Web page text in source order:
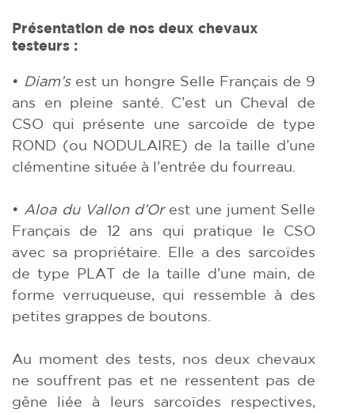
Présentation de nos deux chevaux
testeurs :
• Diam’sest un hongre Selle Français de 9
ans en pleine santé. C’est un Cheval de
CSO qui présente une sarcoïde de type
ROND (ou NODULAIRE) de la taille d’une
clémentine située à l’entrée du fourreau.
• Aloa du Vallon d’Orest une jument Selle
Français de 12 ans qui pratique le CSO
avec sa propriétaire. Elle a des sarcoïdes
de type PLAT de la taille d’une main, de
forme verruqueuse, qui ressemble à des
petites grappes de boutons.
Au moment des tests, nos deux chevaux
ne souffrent pas et ne ressentent pas de
gêne liée à leurs sarcoïdes respectives,